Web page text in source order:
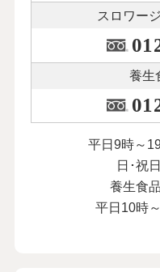
スロワー
養生
平日9時～
日･祝
養生食
平日10時